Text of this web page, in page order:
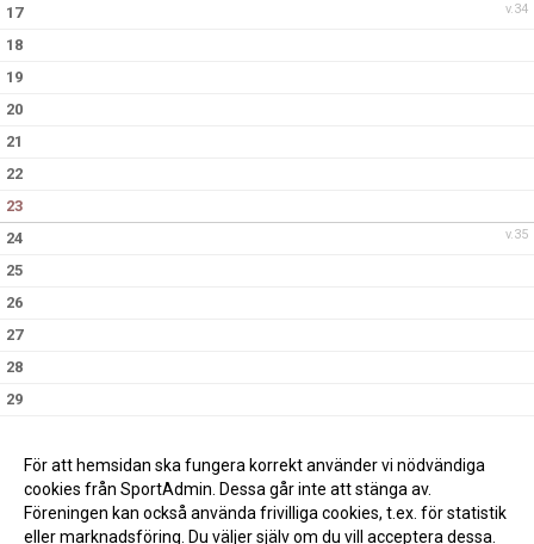
v.34
17
18
19
20
21
22
23
v.35
24
25
26
27
28
29
För att hemsidan ska fungera korrekt använder vi nödvändiga
cookies från SportAdmin. Dessa går inte att stänga av.
Föreningen kan också använda frivilliga cookies, t.ex. för statistik
eller marknadsföring. Du väljer själv om du vill acceptera dessa.